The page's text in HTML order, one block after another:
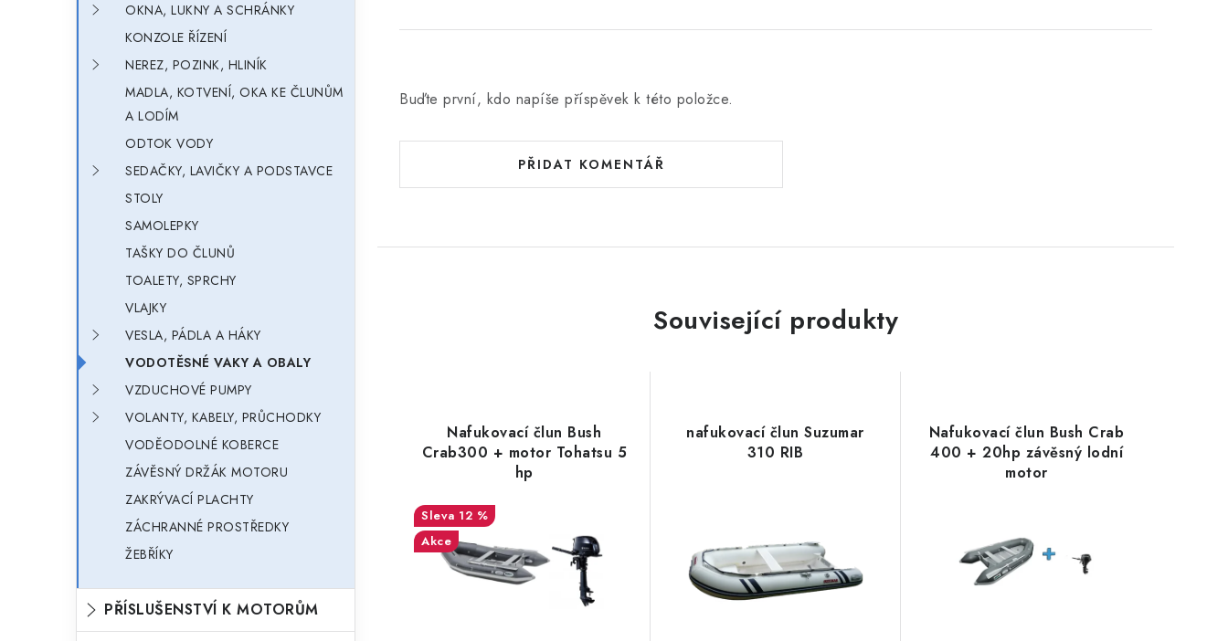
OKNA, LUKNY A SCHRÁNKY
KONZOLE ŘÍZENÍ
NEREZ, POZINK, HLINÍK
MADLA, KOTVENÍ, OKA KE ČLUNŮM
A LODÍM
ODTOK VODY
SEDAČKY, LAVIČKY A PODSTAVCE
STOLY
SAMOLEPKY
TAŠKY DO ČLUNŮ
TOALETY, SPRCHY
VLAJKY
VESLA, PÁDLA A HÁKY
VODOTĚSNÉ VAKY A OBALY
VZDUCHOVÉ PUMPY
VOLANTY, KABELY, PRŮCHODKY
VODĚODOLNÉ KOBERCE
ZÁVĚSNÝ DRŽÁK MOTORU
ZAKRÝVACÍ PLACHTY
ZÁCHRANNÉ PROSTŘEDKY
ŽEBŘÍKY
PŘÍSLUŠENSTVÍ K MOTORŮM
Buďte první, kdo napíše příspěvek k této položce.
PŘIDAT KOMENTÁŘ
Související produkty
Nafukovací člun Bush
Crab300 + motor Tohatsu 5
hp
12 %
Akce
nafukovací člun Suzumar
310 RIB
Nafukovací člun Bush Crab
400 + 20hp závěsný lodní
motor